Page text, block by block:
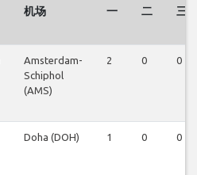
机场 一 二 三
Amsterdam-
Schiphol
(AMS)
2 0 0
Doha (DOH) 1 0 0